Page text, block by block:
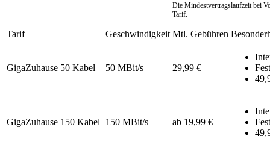
Die Mindestvertragslaufzeit bei
Tarif.
Tarif Geschwindigkeit Mtl. Gebühren
GigaZuhause 50 Kabel 50 MBit/s 29,99 €
GigaZuhause 150 Kabel 150 MBit/s ab 19,99 €